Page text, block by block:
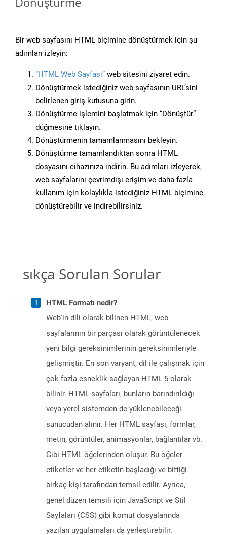
Bir web sayfasını HTML biçimine dönüştürmek için şu
adımları izleyin:
“HTML Web Sayfası” web sitesini ziyaret edin.
Dönüştürmek istediğiniz web sayfasının URL’sini
belirlenen giriş kutusuna girin.
Dönüştürme işlemini başlatmak için “Dönüştür”
düğmesine tıklayın.
Dönüştürmenin tamamlanmasını bekleyin.
Dönüştürme tamamlandıktan sonra HTML
dosyasını cihazınıza indirin. Bu adımları izleyerek,
web sayfalarını çevrimdışı erişim ve daha fazla
kullanım için kolaylıkla istediğiniz HTML biçimine
dönüştürebilir ve indirebilirsiniz.
sıkça Sorulan Sorular
HTML Formatı nedir?
Web'in dili olarak bilinen HTML, web
sayfalarının bir parçası olarak görüntülenecek
yeni bilgi gereksinimlerinin gereksinimleriyle
gelişmiştir. En son varyant, dil ile çalışmak için
çok fazla esneklik sağlayan HTML 5 olarak
bilinir. HTML sayfaları, bunların barındırıldığı
veya yerel sistemden de yüklenebileceği
sunucudan alınır. Her HTML sayfası, formlar,
metin, görüntüler, animasyonlar, bağlantılar vb.
Gibi HTML öğelerinden oluşur. Bu öğeler
etiketler ve her etiketin başladığı ve bittiği
birkaç kişi tarafından temsil edilir. Ayrıca,
genel düzen temsili için JavaScript ve Stil
Sayfaları (CSS) gibi komut dosyalarında
yazılan uygulamaları da yerleştirebilir.